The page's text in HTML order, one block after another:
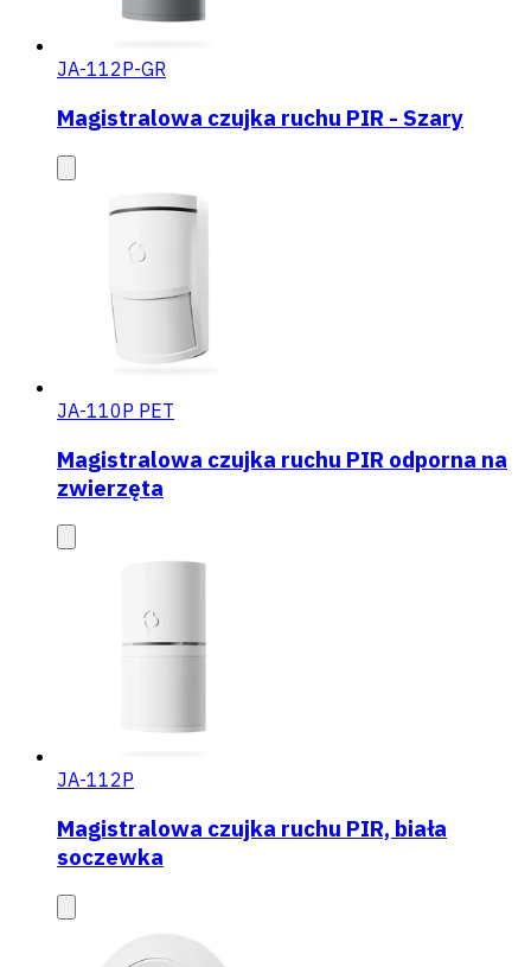
JA-112P-GR
Magistralowa czujka ruchu PIR - Szary
JA-110P PET
Magistralowa czujka ruchu PIR odporna na
zwierzęta
JA-112P
Magistralowa czujka ruchu PIR, biała
soczewka